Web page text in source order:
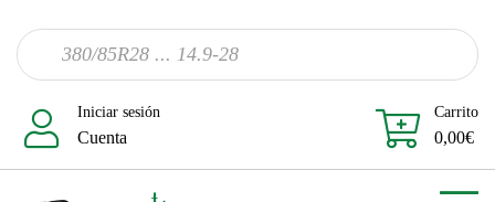
Iniciar sesión
Cuenta
Carrito
0,00€